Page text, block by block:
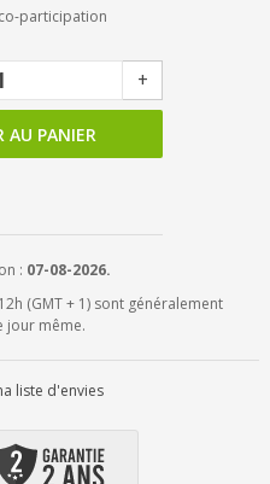
participation
+
AU PANIER
: 07-08-2026.
(GMT + 1) sont généralement
jour même.
liste d'envies